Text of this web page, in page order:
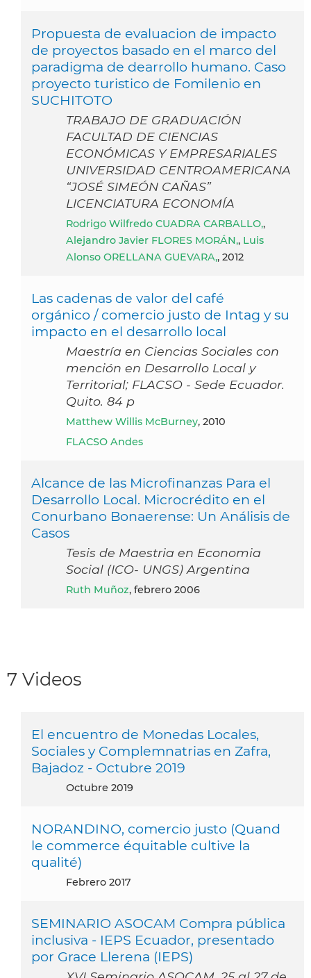
Propuesta de evaluacion de impacto
de proyectos basado en el marco del
paradigma de dearrollo humano. Caso
proyecto turistico de Fomilenio en
SUCHITOTO
TRABAJO DE GRADUACIÓN
FACULTAD DE CIENCIAS
ECONÓMICAS Y EMPRESARIALES
UNIVERSIDAD CENTROAMERICANA
“JOSÉ SIMEÓN CAÑAS”
LICENCIATURA ECONOMÍA
Rodrigo Wilfredo CUADRA CARBALLO,,
Alejandro Javier FLORES MORÁN,, Luis
Alonso ORELLANA GUEVARA,, 2012
Las cadenas de valor del café
orgánico / comercio justo de Intag y su
impacto en el desarrollo local
Maestría en Ciencias Sociales con
mención en Desarrollo Local y
Territorial; FLACSO - Sede Ecuador.
Quito. 84 p
Matthew Willis McBurney, 2010
FLACSO Andes
Alcance de las Microfinanzas Para el
Desarrollo Local. Microcrédito en el
Conurbano Bonaerense: Un Análisis de
Casos
Tesis de Maestria en Economia
Social (ICO- UNGS) Argentina
Ruth Muñoz, febrero 2006
7 Videos
El encuentro de Monedas Locales,
Sociales y Complemnatrias en Zafra,
Bajadoz - Octubre 2019
octubre 2019
NORANDINO, comercio justo (Quand
le commerce équitable cultive la
qualité)
febrero 2017
SEMINARIO ASOCAM Compra pública
inclusiva - IEPS Ecuador, presentado
por Grace Llerena (IEPS)